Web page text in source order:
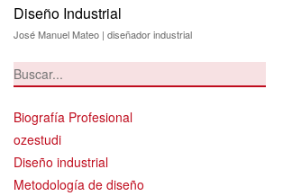
Diseño Industrial
José Manuel Mateo | diseñador industrial
Biografía Profesional
ozestudi
Diseño industrial
Metodología de diseño